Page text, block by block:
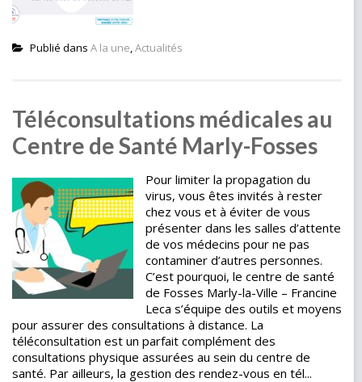
Publié dans A la une,Actualités
Téléconsultations médicales au
Centre de Santé Marly-Fosses
Pour limiter la propagation du
virus, vous êtes invités à rester
chez vous et à éviter de vous
présenter dans les salles d’attente
de vos médecins pour ne pas
contaminer d’autres personnes.
C’est pourquoi, le centre de santé
de Fosses Marly-la-Ville – Francine
Leca s’équipe des outils et moyens
pour assurer des consultations à distance. La
téléconsultation est un parfait complément des
consultations physique assurées au sein du centre de
santé. Par ailleurs, la gestion des rendez-vous en tél...